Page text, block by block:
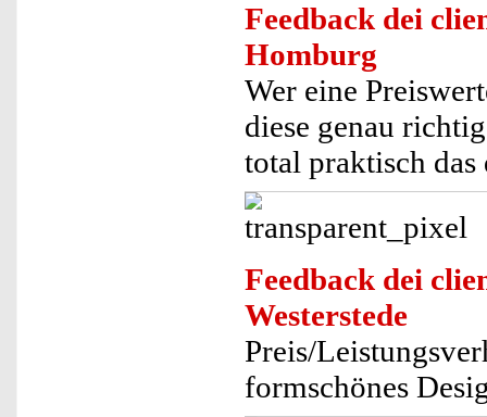
Feedback dei
Homburg
Wer eine
diese genau
total praktisch das
Feedback dei
Westerstede
Preis/
formschönes